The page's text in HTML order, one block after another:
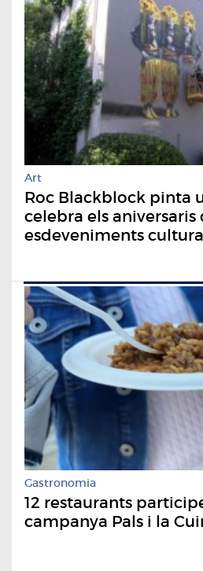
Art
Roc Blackblock pinta
celebra els aniversaris
esdeveniments
Gastronomia
12 restaurants
campanya Pals i la